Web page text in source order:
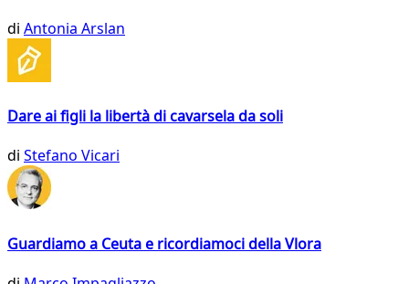
di Antonia Arslan
Dare ai figli la libertà di cavarsela da soli
di Stefano Vicari
Guardiamo a Ceuta e ricordiamoci della Vlora